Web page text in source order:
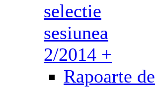
selectie
sesiunea
2/2014 +
Rapoarte de